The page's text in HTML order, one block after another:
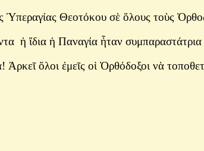
Ὑπεραγίας Θεοτόκου σὲ ὅλους τοὺς
ἡ ἴδια ἡ Παναγία ἦταν συμπαραστάτρια
Ἀρκεῖ ὅλοι ἐμεῖς οἱ Ὀρθόδοξοι νὰ